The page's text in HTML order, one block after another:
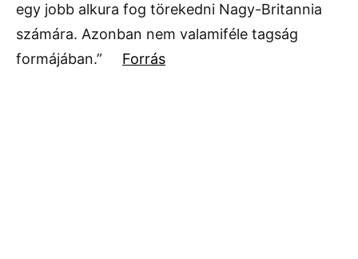
egy jobb alkura fog törekedni Nagy-Britannia
számára. Azonban nem valamiféle tagság
formájában.” Forrás